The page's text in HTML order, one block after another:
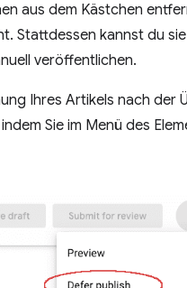
aus dem Kästchen
Stattdessen kannst du
veröffentlichen.
Ihres Artikels nach der
Sie im Menü des